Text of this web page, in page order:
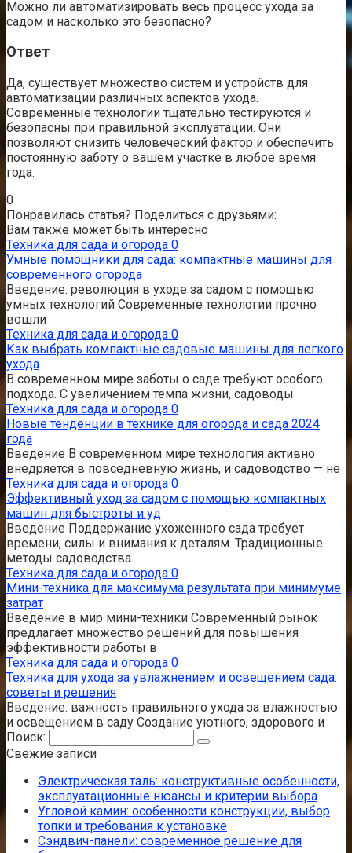
Можно ли автоматизировать весь процесс ухода за
садом и насколько это безопасно?
Ответ
Да, существует множество систем и устройств для
автоматизации различных аспектов ухода.
Современные технологии тщательно тестируются и
безопасны при правильной эксплуатации. Они
позволяют снизить человеческий фактор и обеспечить
постоянную заботу о вашем участке в любое время
года.
0
Понравилась статья? Поделиться с друзьями:
Вам также может быть интересно
Техника для сада и огорода 0
Умные помощники для сада: компактные машины для
современного огорода
Введение: революция в уходе за садом с помощью
умных технологий Современные технологии прочно
вошли
Техника для сада и огорода 0
Как выбрать компактные садовые машины для легкого
ухода
В современном мире заботы о саде требуют особого
подхода. С увеличением темпа жизни, садоводы
Техника для сада и огорода 0
Новые тенденции в технике для огорода и сада 2024
года
Введение В современном мире технология активно
внедряется в повседневную жизнь, и садоводство — не
Техника для сада и огорода 0
Эффективный уход за садом с помощью компактных
машин для быстроты и уд
Введение Поддержание ухоженного сада требует
времени, силы и внимания к деталям. Традиционные
методы садоводства
Техника для сада и огорода 0
Мини-техника для максимума результата при минимуме
затрат
Введение в мир мини-техники Современный рынок
предлагает множество решений для повышения
эффективности работы в
Техника для сада и огорода 0
Техника для ухода за увлажнением и освещением сада:
советы и решения
Введение: важность правильного ухода за влажностью
и освещением в саду Создание уютного, здорового и
Поиск:
Свежие записи
Электрическая таль: конструктивные особенности,
эксплуатационные нюансы и критерии выбора
Угловой камин: особенности конструкции, выбор
топки и требования к установке
Сэндвич-панели: современное решение для